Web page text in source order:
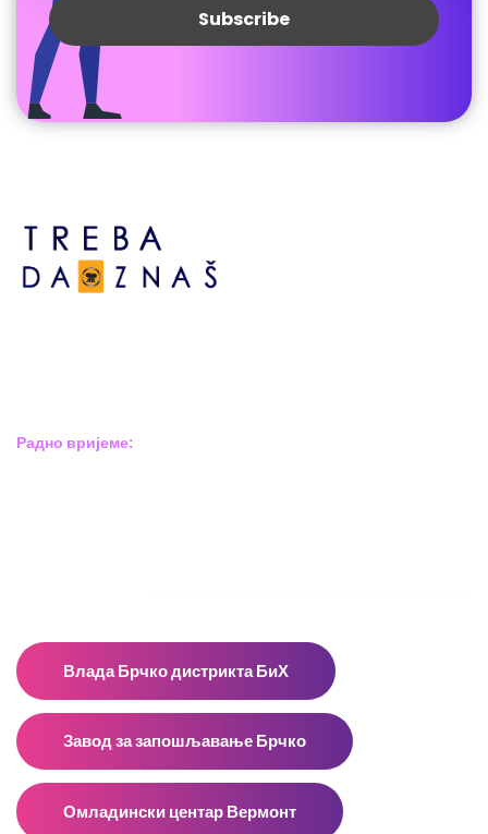
Радно вријеме:
Влада Брчко дистрикта БиХ
Завод за запошљавање Брчко
Омладински центар Вермонт